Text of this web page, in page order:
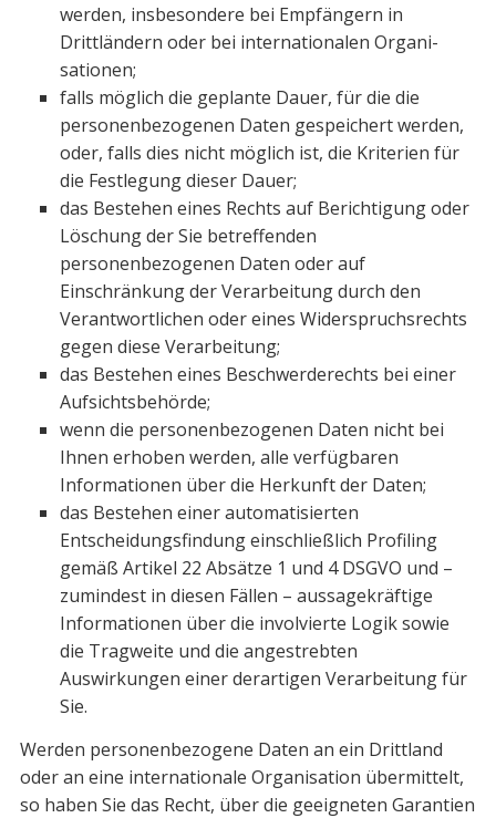
werden, insbesondere bei Empfängern in
Drittländern oder bei internationalen Organi­
sationen;
falls möglich die geplante Dauer, für die die
personenbezogenen Daten ge­speichert werden,
oder, falls dies nicht möglich ist, die Kriterien für
die Festlegung dieser Dauer;
das Bestehen eines Rechts auf Berichtigung oder
Löschung der Sie betreffenden
personenbezogenen Daten oder auf
Einschränkung der Ver­arbeitung durch den
Verantwortlichen oder eines Widerspruchsrechts
gegen diese Verarbeitung;
das Bestehen eines Beschwerderechts bei einer
Aufsichtsbehörde;
wenn die personenbezogenen Daten nicht bei
Ihnen erhoben werden, alle verfügbaren
Informationen über die Herkunft der Daten;
das Bestehen einer automatisierten
Entscheidungsfindung einschließlich Profiling
gemäß Artikel 22 Absätze 1 und 4 DSGVO und –
zumindest in diesen Fällen – aussagekräftige
Informationen über die involvierte Logik sowie
die Tragweite und die angestrebten
Auswirkungen einer derartigen Verarbeitung für
Sie.
Werden personenbezogene Daten an ein Drittland
oder an eine internationale Or­ganisation übermittelt,
so haben Sie das Recht, über die geeigneten Garantien